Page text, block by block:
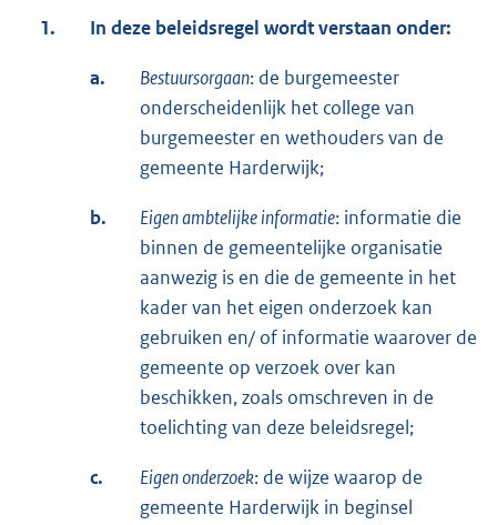
1. In deze beleidsregel wordt verstaan onder:
a. Bestuursorgaan: de burgemeester
onderscheidenlijk het college van
burgemeester en wethouders van de
gemeente Harderwijk;
b. Eigen ambtelijke informatie: informatie die
binnen de gemeentelijke organisatie
aanwezig is en die de gemeente in het
kader van het eigen onderzoek kan
gebruiken en/ of informatie waarover de
gemeente op verzoek over kan
beschikken, zoals omschreven in de
toelichting van deze beleidsregel;
c. Eigen onderzoek: de wijze waarop de
gemeente Harderwijk in beginsel